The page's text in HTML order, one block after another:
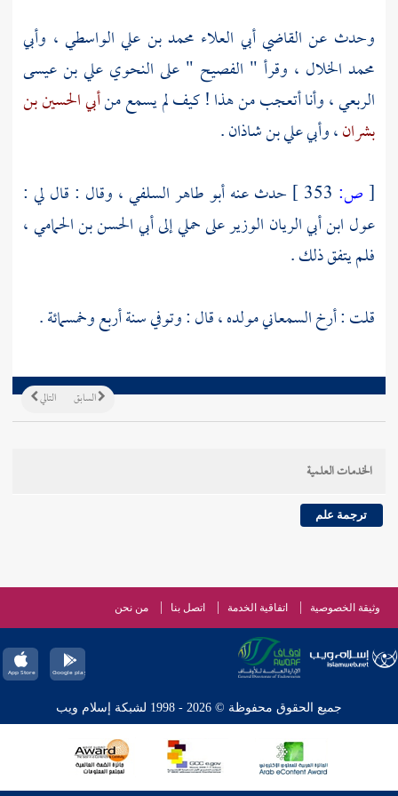
وحدث عن القاضي أبي العلاء محمد بن علي الواسطي ، وأبي
محمد الخلال ، وقرأ " الفصيح " على النحوي علي بن عيسى
الربعي، وأنا أتعجب من هذا ! كيف لم يسمع منأبي الحسين بن
بشران،وأبي علي بن شاذان.
[ص: حدث عنهأبو طاهر السلفي، وقال : قال لي :
عول ابن أبي الريان الوزيرعلى حملي إلىأبي الحسن بن الحمامي،
فلم يتفق ذلك .
قلت : أرخالسمعانيمولده ، قال : وتوفي سنة أربع وخمسمائة .
التالي السابق
الخدمات العلمية
ترجمة علم
وثيقة الخصوصية اتفاقية الخدمة اتصل بنا من نحن
جميع الحقوق محفوظة © 2026 - 1998 لشبكة إسلام ويب